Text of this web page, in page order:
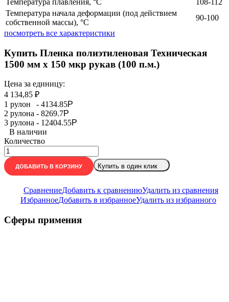
Температура начала деформации (под действием
собственной массы), °С
90-100
посмотреть все характеристики
Купить Пленка полиэтиленовая Техническая
1500 мм x 150 мкр рукав (100 п.м.)
Цена за единицу:
4 134,85 ₽
1 рулон
- 4134.85Р
2 рулонa - 8269.7Р
3 рулонa - 12404.55Р
В наличии
Количество
ДОБАВИТЬ В КОРЗИНУ Купить в один клик
СравнениеДобавить к сравнениюУдалить из сравнения
ИзбранноеДобавить в избранноеУдалить из избранного
Сферы примения